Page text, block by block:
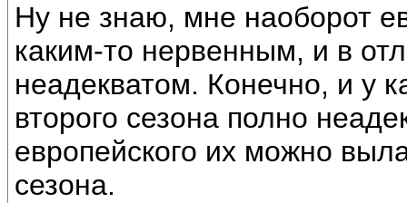
Ну не знаю, мне наоборот
каким-то нервенным, и в
неадекватом. Конечно, и у
второго сезона полно
европейского их можно
сезона.